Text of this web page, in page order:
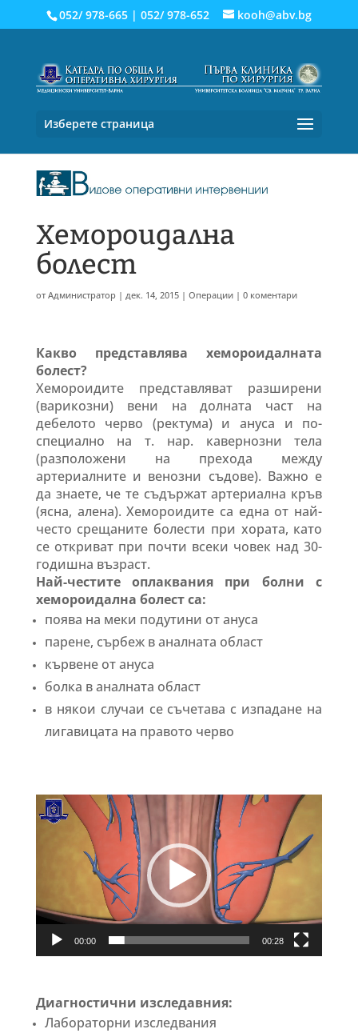
052/ 978-665| 052/ 978-652 kooh@abv.bg
Изберете страница
Хемороидална
болест
от Администратор| дек. 14, 2015| Операции| 0 коментари
Какво представлява хемороидалната
болест?
Хемороидите представляват разширени
(варикозни) вени на долната част на
дебелото черво (ректума) и ануса и по-
специално на т. нар. кавернозни тела
(разположени на прехода между
артериалните и венозни съдове). Важно е
да знаете, че те съдържат артериална кръв
(ясна, алена). Хемороидите са една от най-
често срещаните болести при хората, като
се откриват при почти всеки човек над 30-
годишна възраст.
Най-честите оплаквания при болни с
хемороидална болест са:
поява на меки подутини от ануса
парене, сърбеж в аналната област
кървене от ануса
болка в аналната област
в някои случаи се съчетава с изпадане на
лигавицата на правото черво
Video
Player
00:00 00:28
Диагностични изследавния:
Лабораторни изследвания